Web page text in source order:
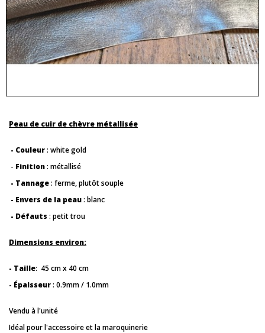
Peau de cuir de chèvre métallisée
- Couleur: white gold
- Finition: métallisé
- Tannage: ferme, plutôt souple
- Envers de la peau: blanc
- Défauts : petit trou
Dimensions environ:
- Taille: 45 cm x 40 cm
- Épaisseur: 0.9mm / 1.0mm
Vendu à l'unité
Idéal pour l'accessoire et la maroquinerie